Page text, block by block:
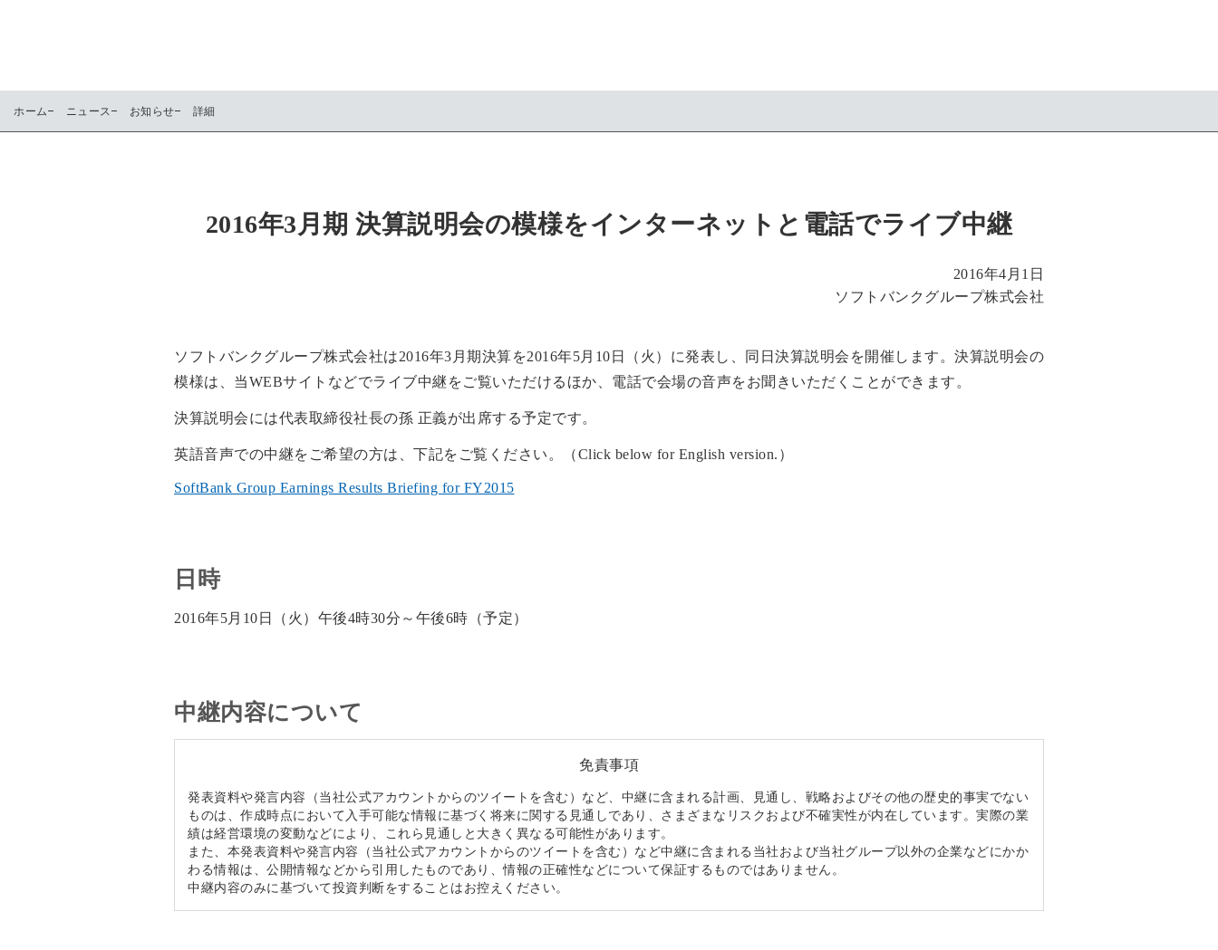
ホーム ニュース お知らせ 詳細
2016年3月期 決算説明会の模様をインターネットと電話でライブ中継
2016年4月1日
ソフトバンクグループ株式会社
ソフトバンクグループ株式会社は2016年3月期決算を2016年5月10日（火）に発表し、同日決算説明会を開催します。決算説明会の
模様は、当WEBサイトなどでライブ中継をご覧いただけるほか、電話で会場の音声をお聞きいただくことができます。
決算説明会には代表取締役社長の孫 正義が出席する予定です。
英語音声での中継をご希望の方は、下記をご覧ください。（Click below for English version.）
SoftBank Group Earnings Results Briefing for FY2015
日時
2016年5月10日（火）午後4時30分～午後6時（予定）
中継内容について
免責事項
発表資料や発言内容（当社公式アカウントからのツイートを含む）など、中継に含まれる計画、見通し、戦略およびその他の歴史的事実でない
ものは、作成時点において入手可能な情報に基づく将来に関する見通しであり、さまざまなリスクおよび不確実性が内在しています。実際の業
績は経営環境の変動などにより、これら見通しと大きく異なる可能性があります。
また、本発表資料や発言内容（当社公式アカウントからのツイートを含む）など中継に含まれる当社および当社グループ以外の企業などにかか
わる情報は、公開情報などから引用したものであり、情報の正確性などについて保証するものではありません。
中継内容のみに基づいて投資判断をすることはお控えください。